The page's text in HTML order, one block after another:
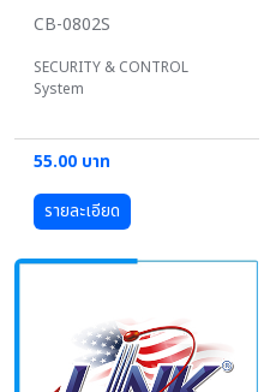
CB-0802S
SECURITY & CONTROL
System
55.00 บาท
รายละเอียด